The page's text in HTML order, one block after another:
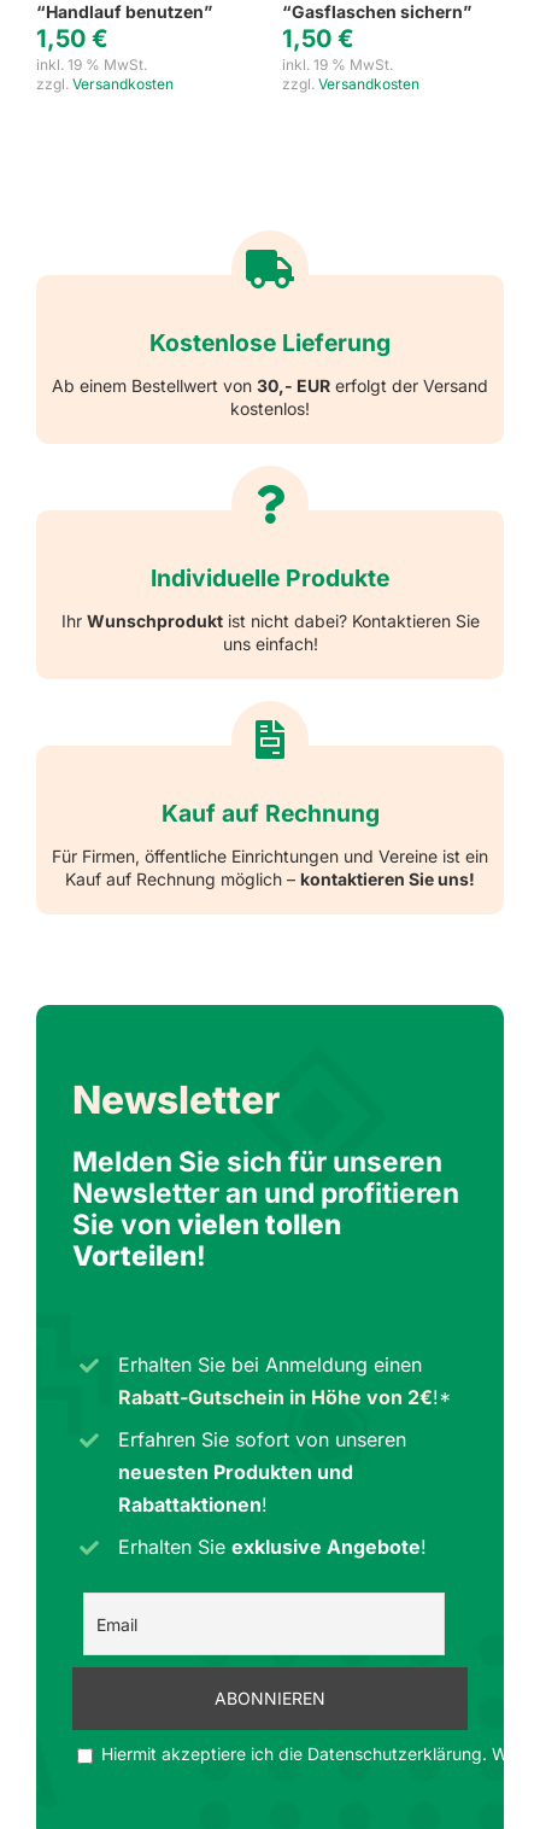
“Handlauf benutzen”
1,50 €
inkl. 19 % MwSt.
zzgl. Versandkosten
“Gasflaschen sichern”
1,50 €
inkl. 19 % MwSt.
zzgl. Versandkosten
Kostenlose Lieferung
Ab einem Bestellwert von 30,- EUR erfolgt der Versand
kostenlos!
Individuelle Produkte
Ihr Wunschproduktist nicht dabei? Kontaktieren Sie
uns einfach!
Kauf auf Rechnung
Für Firmen, öffentliche Einrichtungen und Vereine ist ein
Kauf auf Rechnung möglich – kontaktieren Sie uns!
Newsletter
Melden Sie sich für unseren
Newsletter an und profitieren
Sie von vielen tollen
Vorteilen!
Erhalten Sie bei Anmeldung einen
Rabatt-Gutschein in Höhe von 2€!*
Erfahren Sie sofort von unseren
neuesten Produkten und
Rabattaktionen!
Erhalten Sieexklusive Angebote!
Hiermit akzeptiere ich die Datenschutzerklärung. Wir